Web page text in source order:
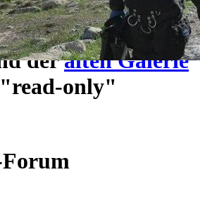
hier existiert
deralten Galerie
only"